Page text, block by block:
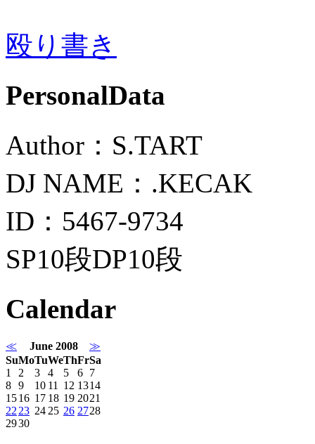
殴り書き
PersonalData
Author：S.TART
DJ NAME：.KECAK
ID：5467-9734
SP10段DP10段
Calendar
≪ June 2008
≫
SuMoTuWeThFrSa
1
2 3 4 5 6 7
8 9 10 11 12 1314
1516 17 18 19 2021
22 23 24 25 26 2728
2930